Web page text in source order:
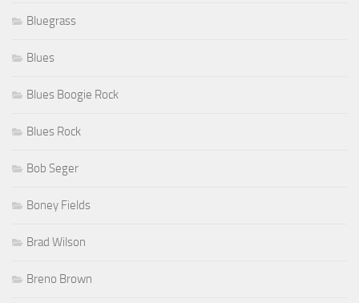
Bluegrass
Blues
Blues Boogie Rock
Blues Rock
Bob Seger
Boney Fields
Brad Wilson
Breno Brown